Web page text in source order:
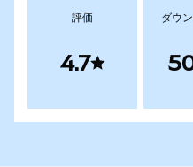
評価
4.7
ダウ